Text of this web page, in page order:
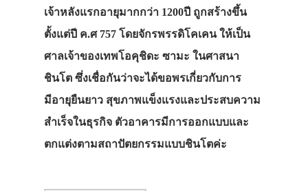
เจ้าหลังแรกอายุมากกว่า 1200ปี ถูกสร้างขึ้น
ตั้งแต่ปี ค.ศ 757 โดยจักรพรรดิโคเคน ให้เป็น
ศาลเจ้าของเทพโอคุชิดะ ซามะ ในศาสนา
ชินโต ซึ่งเชื่อกันว่าจะได้ขอพรเกี่ยวกับการ
มีอายุยืนยาว สุขภาพแข็งแรงและประสบความ
สำเร็จในธุรกิจ ตัวอาคารมีการออกแบบและ
ตกแต่งตามสถาปัตยกรรมแบบชินโตค่ะ